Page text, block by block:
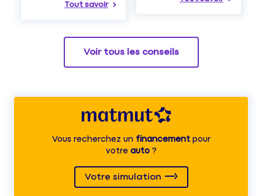
Tout savoir
Voir tous les conseils
Vous recherchez unfinancementpour
votre auto?
Votre simulation